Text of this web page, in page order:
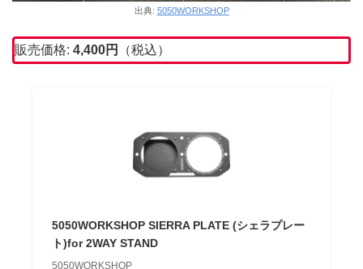
出典: 5050WORKSHOP
販売価格: 4,400円 （税込）
5050WORKSHOP SIERRA PLATE (シェラプレー
ト)for 2WAY STAND
5050WORKSHOP